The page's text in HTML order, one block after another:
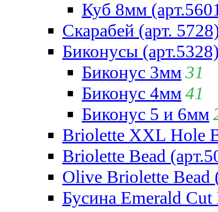
Куб 8мм
Скарабей (арт.
Биконусы
Биконус 3мм31
Биконус 4мм41
Биконус 5 и 6мм
Briolette XXL Hole
Briolette Bead
Olive Briolette Bead
Бусина Emerald Cut